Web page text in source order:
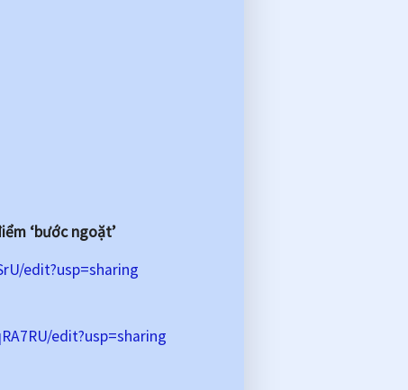
‘bước ngoặt’
edit?usp=sharing
edit?usp=sharing